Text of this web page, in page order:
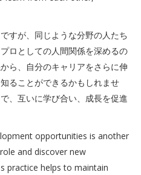
すが、同じような分野の人たち
ロとしての人間関係を深めるの
ら、自分のキャリアをさらに伸
ることができるかもしれませ
、互いに学び合い、成長を促進
opportunities is another
and discover new
practice helps to maintain